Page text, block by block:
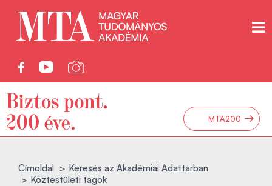
MTA200 →
Címoldal
Keresés az Akadémiai Adattárban
Köztestületi tagok